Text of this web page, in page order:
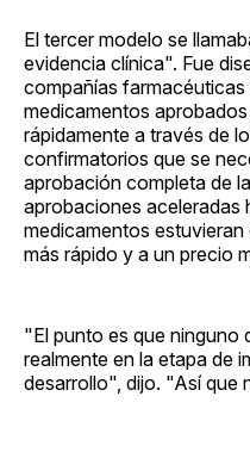
El tercer modelo se
evidencia clínica". Fue
compañías
medicamentos
rápidamente a través de
confirmatorios que se
aprobación completa de
aprobaciones aceleradas
medicamentos
más rápido y a un precio
"El punto es que ninguno
realmente en la etapa de
desarrollo", dijo. "Así que